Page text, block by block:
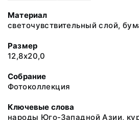
Материал
светочувствительный слой,
Размер
12,8х20,0
Собрание
Фотоколлекция
Ключевые слова
народы Юго-Западной Азии,